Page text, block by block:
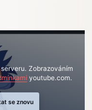
Zobrazováním
youtube.com.
se znovu